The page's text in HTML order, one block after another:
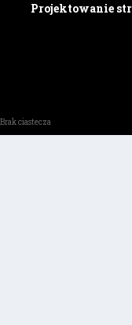
Projektowanie
Brak ciastecza